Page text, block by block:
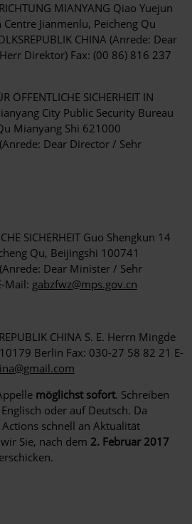
MIANYANG Qiao Yuejun
Jianmenlu, Peicheng Qu
CHINA (Anrede: Dear
Direktor) Fax: (00 86) 816 237
ÖFFENTLICHE SICHERHEIT IN
City Public Security Bureau
Mianyang Shi 621000
(Anrede: Dear Director / Sehr
SICHERHEIT Guo Shengkun 14
Qu, Beijingshi 100741
(Anrede: Dear Minister / Sehr
Mail: gabzfwz@mps.gov.cn
CHINA S. E. Herrn Mingde
Berlin Fax: 030-27 58 82 21 E-
möglichst sofort. Schreiben
oder auf Deutsch. Da
schnell an Aktualität
Sie, nach dem 2. Februar 2017